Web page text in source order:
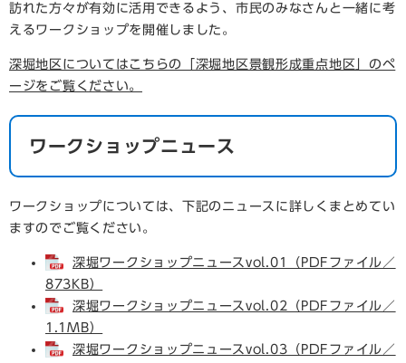
訪れた方々が有効に活用できるよう、市民のみなさんと一緒に考
えるワークショップを開催しました。
深堀地区についてはこちらの「深堀地区景観形成重点地区」のペ
ージをご覧ください。
ワークショップニュース
ワークショップについては、下記のニュースに詳しくまとめてい
ますのでご覧ください。
深堀ワークショップニュースvol.01（PDFファイル／
873KB）
深堀ワークショップニュースvol.02（PDFファイル／
1.1MB）
深堀ワークショップニュースvol.03（PDFファイル／